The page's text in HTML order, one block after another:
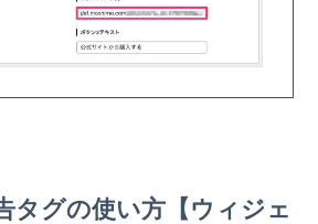
タグの使い方【ウィジェ